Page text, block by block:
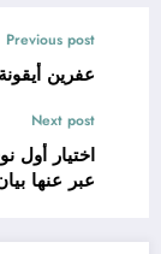
Previous post
عفرين
Next post
اختيار أول
عبر عنها بيان